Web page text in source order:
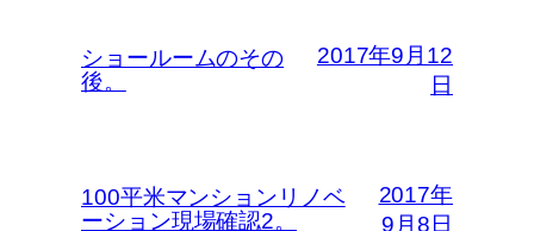
ショールームのその
後。
2017年9月12
日
100平米マンションリノベ
ーション現場確認2。
2017年
9月8日